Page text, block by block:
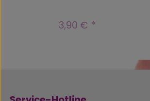
Regulärer Preis:
3,90 €